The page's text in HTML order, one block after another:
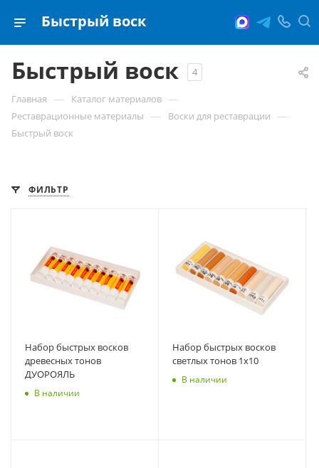
Быстрый воск
Быстрый воск 4
Главная — Каталог материалов —
Реставрационные материалы — Воски для реставрации —
Быстрый воск
ФИЛЬТР
Набор быстрых восков
древесных тонов
ДУОРОЯЛЬ
В наличии
Набор быстрых восков
светлых тонов 1х10
В наличии